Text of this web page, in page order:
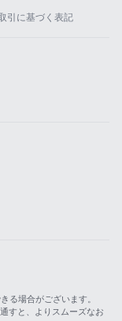
引に基づく表記
る場合がございます。
すと、よりスムーズなお